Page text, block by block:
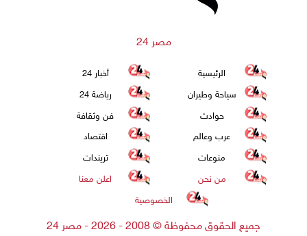
مصر 24
الرئيسية
أخبار 24
سياحة وطيران
رياضة 24
حوادث
فن وثقافة
عرب وعالم
اقتصاد
منوعات
تريندات
من نحن
اعلن معنا
الخصوصية
جميع الحقوق محفوظة©